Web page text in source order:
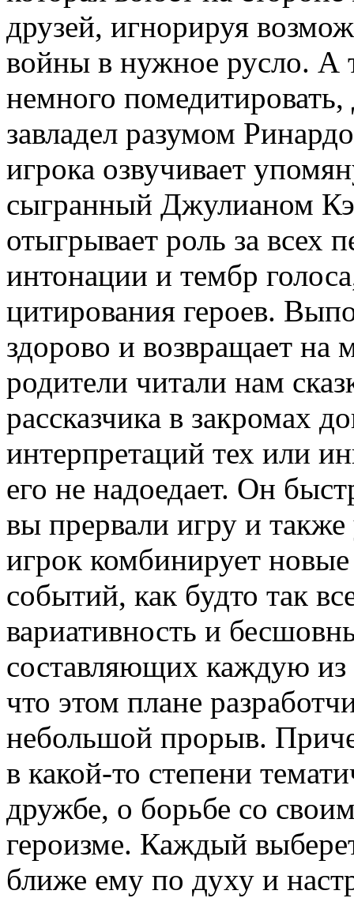
друзей, игнорируя
войны в нужное русло. А
немного
завладел разумом
игрока озвучивает
сыгранный Джулианом
отыгрывает роль за всех
интонации и тембр
цитирования героев.
здорово и возвращает на
родители читали нам
рассказчика в закромах
интерпретаций тех или
его не надоедает. Он
вы прервали игру и также
игрок комбинирует
событий, как будто так
вариативность и
составляющих каждую
что этом плане
небольшой прорыв.
в какой-то степени
дружбе, о борьбе со
героизме. Каждый
ближе ему по духу и